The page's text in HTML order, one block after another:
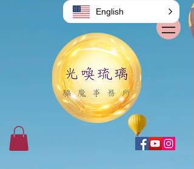
English